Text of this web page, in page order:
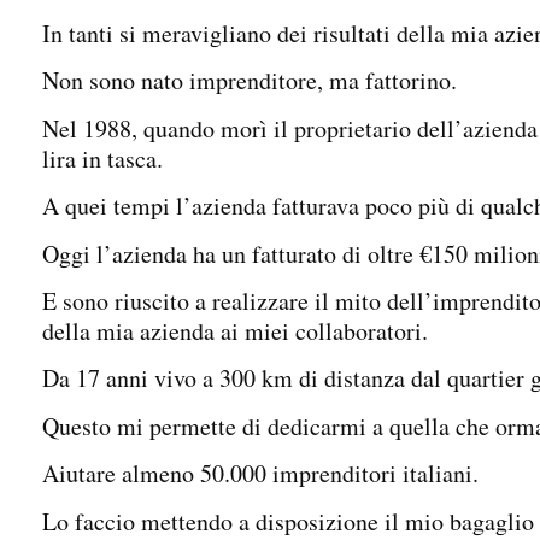
In tanti si meravigliano dei risultati della mia
Non sono nato imprenditore, ma fattorino.
Nel 1988, quando morì il proprietario
lira in tasca.
A quei tempi l’azienda fatturava poco più di
Oggi l’azienda ha un fatturato di oltre €150
E sono riuscito a realizzare il mito
della mia azienda ai miei collaboratori.
Da 17 anni vivo a 300 km di distanza dal quartier
Questo mi permette di dedicarmi a quella che
Aiutare almeno 50.000 imprenditori italiani.
Lo faccio mettendo a disposizione il mio